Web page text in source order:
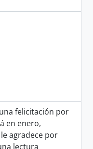
felicitación por
en enero,
agradece por
lectura